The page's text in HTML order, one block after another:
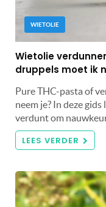
WIETOLIE
Wietolie
druppels moet ik
Pure THC-pasta of
neem je? In deze
verdunt om
LEES VERDER